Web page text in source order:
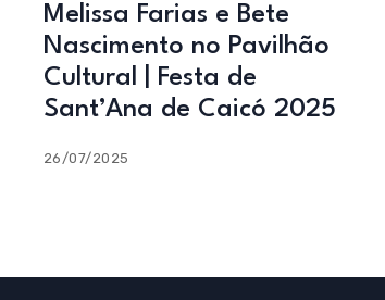
Melissa Farias e Bete
Nascimento no Pavilhão
Cultural | Festa de
Sant’Ana de Caicó 2025
26/07/2025